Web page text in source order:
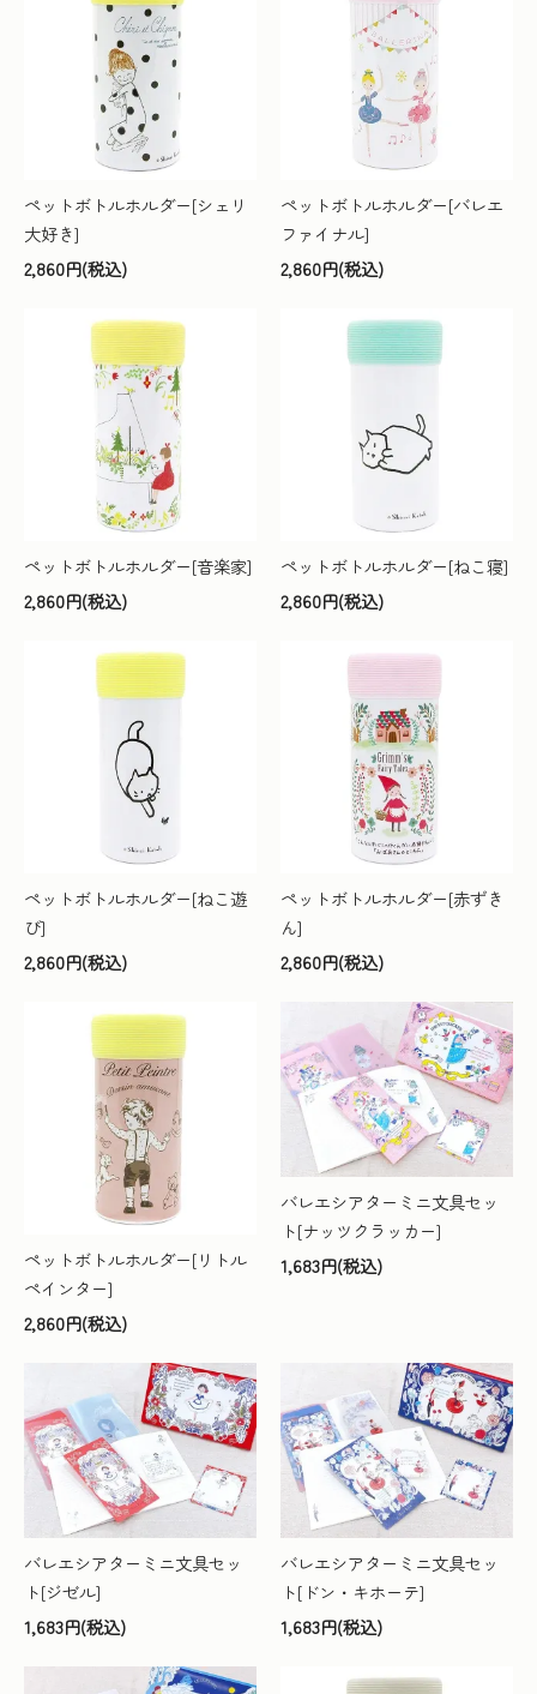
ペットボトルホルダー[シェリ
大好き]
2,860円(税込)
ペットボトルホルダー[バレエ
ファイナル]
2,860円(税込)
ペットボトルホルダー[音楽家]
2,860円(税込)
ペットボトルホルダー[ねこ寝]
2,860円(税込)
ペットボトルホルダー[ねこ遊
び]
2,860円(税込)
ペットボトルホルダー[赤ずき
ん]
2,860円(税込)
ペットボトルホルダー[リトル
ペインター]
2,860円(税込)
バレエシアターミニ文具セッ
ト[ナッツクラッカー]
1,683円(税込)
バレエシアターミニ文具セッ
ト[ジゼル]
1,683円(税込)
バレエシアターミニ文具セッ
ト[ドン・キホーテ]
1,683円(税込)